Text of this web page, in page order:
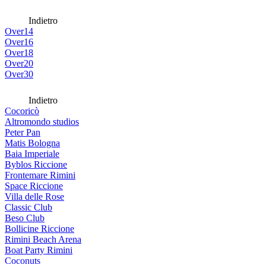
Indietro
Over14
Over16
Over18
Over20
Over30
Indietro
Cocoricò
Altromondo studios
Peter Pan
Matis Bologna
Baia Imperiale
Byblos Riccione
Frontemare Rimini
Space Riccione
Villa delle Rose
Classic Club
Beso Club
Bollicine Riccione
Rimini Beach Arena
Boat Party Rimini
Coconuts